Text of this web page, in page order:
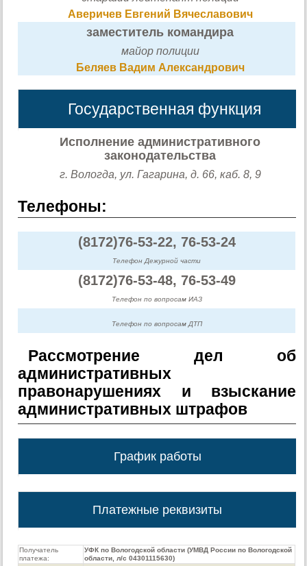
Аверичев Евгений Вячеславович
заместитель командира
майор полиции
Беляев Вадим Александрович
Государственная функция
Исполнение административного
законодательства
г. Вологда, ул. Гагарина, д. 66, каб. 8, 9
Телефоны:
(8172)76-53-22, 76-53-24
Телефон Дежурной части
(8172)76-53-48, 76-53-49
Телефон по вопросам ИАЗ
Телефон по вопросам ДТП
Рассмотрение дел об
административных
правонарушениях и взыскание
административных штрафов
График работы
Платежные реквизиты
Получатель
платежа:
УФК по Вологодской области (УМВД России по Вологодской
области, л/с 04301115630)